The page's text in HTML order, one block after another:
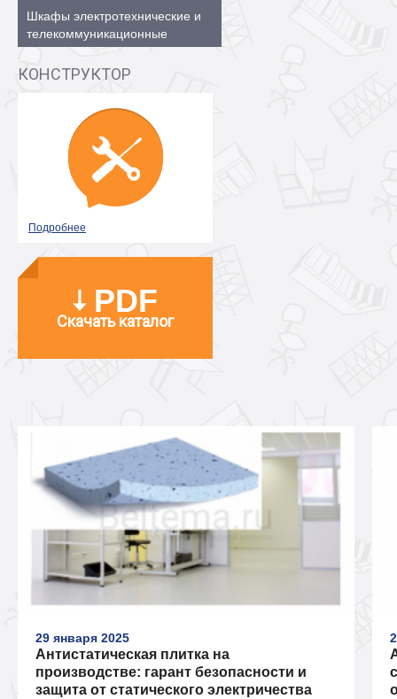
Шкафы электротехнические и
телекоммуникационные
КОНСТРУКТОР
Подробнее
PDF
Скачать каталог
29 января 2025
Антистатическая плитка на
производстве: гарант безопасности и
защита от статического электричества